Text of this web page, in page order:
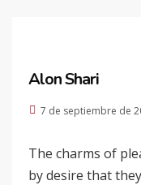
Alon Shari
7 de septiembre de
The charms of
by desire that